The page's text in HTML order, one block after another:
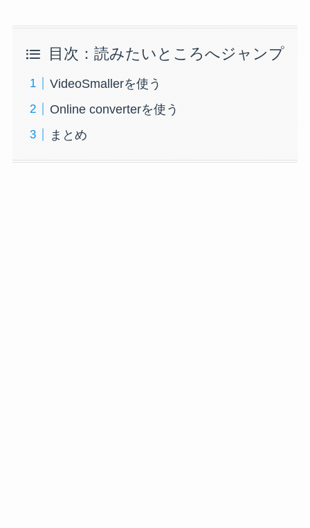
目次：読みたいところへジャンプ
VideoSmallerを使う
Online converterを使う
まとめ